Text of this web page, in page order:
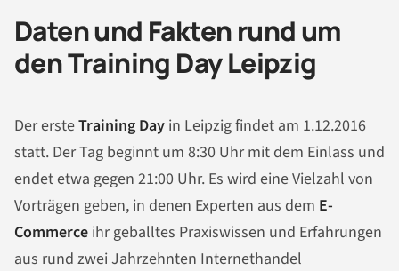
Daten und Fakten rund um
den Training Day Leipzig
Der ersteTraining Day in Leipzig findet am 1.12.2016
statt. Der Tag beginnt um 8:30 Uhr mit dem Einlass und
endet etwa gegen 21:00 Uhr. Es wird eine Vielzahl von
Vorträgen geben, in denen Experten aus dem E-
Commerce ihr geballtes Praxiswissen und Erfahrungen
aus rund zwei Jahrzehnten Internethandel